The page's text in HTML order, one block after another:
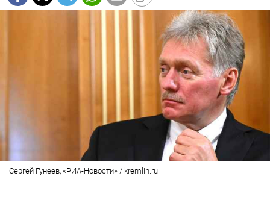
Сергей Гунеев, «РИА-Новости» / kremlin.ru